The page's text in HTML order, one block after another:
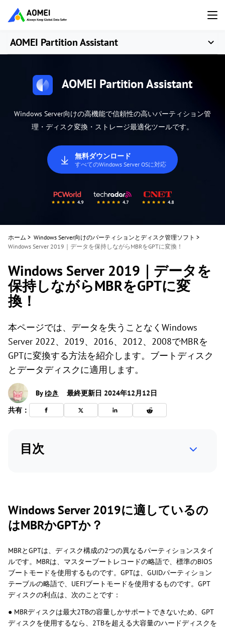
AOMEI Partition Assistant
AOMEI Partition Assistant
Windows Server向けの高機能で信頼性の高いパーティション管
理・ディスク変換・ストレージ最適化ツールです。
無料ダウンロード
すべてのWindows Server OSに対応
ホーム > Windows Server向けのパーティションとディスク管理ソフト >
Windows Server 2019｜データを保持しながらMBRをGPTに変換！
Windows Server 2019｜データを
保持しながらMBRをGPTに変
換！
本ページでは、データを失うことなくWindows
Server 2022、2019、2016、2012、2008でMBRを
GPTに変換する方法を紹介します。ブートディスク
とデータディスクに適用します。
By ゆき
最終更新日 2024年12月12日
共有：
目次
Windows Server 2019に適しているの
はMBRかGPTか？
MBRとGPTは、ディスク構成の2つの異なるパーティションスタイ
ルです。MBRは、マスターブートレコードの略語で、標準のBIOS
ブートモードを使用するものです。GPTは、GUIDパーティション
テーブルの略語で、UEFIブートモードを使用するものです。GPT
ディスクの利点は、次のことです：
● MBRディスクは最大2TBの容量しかサポートできないため、GPT
ディスクを使用するなら、2TBを超える大容量のハードディスクを